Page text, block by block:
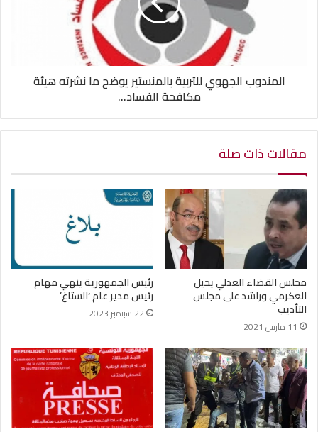
المندوب الجهوي للتربية بالمنستير يوضح ما نشرته هيئة
مكافحة الفساد...
مقالات ذات صلة
مجلس القضاء العدلي يحيل
العكرمي وراشد على مجلس
التأديب
11 مارس 2021
رئيس الجمهورية ينهي مهام
رئيس مدير عام ‘الستاغ’
22 سبتمبر 2023